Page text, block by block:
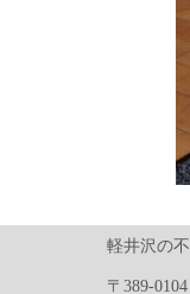
軽井沢の
〒389-